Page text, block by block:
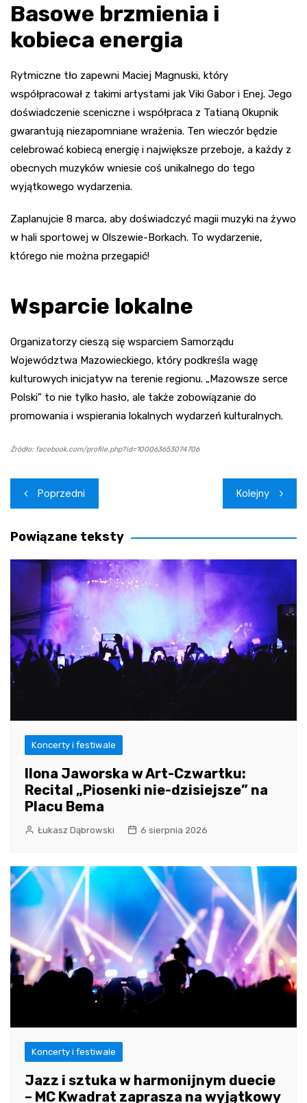
Basowe brzmienia i
kobieca energia
Rytmiczne tło zapewni Maciej Magnuski, który
współpracował z takimi artystami jak Viki Gabor i Enej. Jego
doświadczenie sceniczne i współpraca z Tatianą Okupnik
gwarantują niezapomniane wrażenia. Ten wieczór będzie
celebrować kobiecą energię i największe przeboje, a każdy z
obecnych muzyków wniesie coś unikalnego do tego
wyjątkowego wydarzenia.
Zaplanujcie 8 marca, aby doświadczyć magii muzyki na żywo
w hali sportowej w Olszewie-Borkach. To wydarzenie,
którego nie można przegapić!
Wsparcie lokalne
Organizatorzy cieszą się wsparciem Samorządu
Województwa Mazowieckiego, który podkreśla wagę
kulturowych inicjatyw na terenie regionu. „Mazowsze serce
Polski” to nie tylko hasło, ale także zobowiązanie do
promowania i wspierania lokalnych wydarzeń kulturalnych.
Źródło: facebook.com/profile.php?id=100063653074706
Nawigacja
wpisu
Poprzedni Kolejny
Powiązane teksty
Koncerty i festiwale
Ilona Jaworska w Art-Czwartku:
Recital „Piosenki nie-dzisiejsze” na
Placu Bema
Łukasz Dąbrowski 6 sierpnia 2026
Koncerty i festiwale
Jazz i sztuka w harmonijnym duecie
– MC Kwadrat zaprasza na wyjątkowy